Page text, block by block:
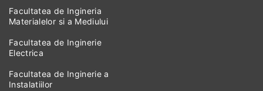
Facultatea de Ingineria
Materialelor si a Mediului
Facultatea de Inginerie
Electrica
Facultatea de Inginerie a
Instalatiilor